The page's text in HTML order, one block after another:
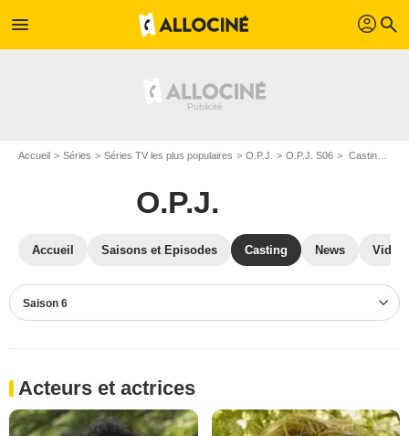
menu profil search
Accueil Séries Séries TV les plus populaires O.P.J. O.P.J. S06 Casting O.P.J. S06
O.P.J.
Accueil Saisons et Episodes Casting News
Saison 6
Acteurs et actrices